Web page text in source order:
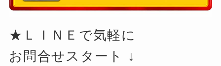
★ＬＩＮＥで気軽に
お問合せスタート ↓